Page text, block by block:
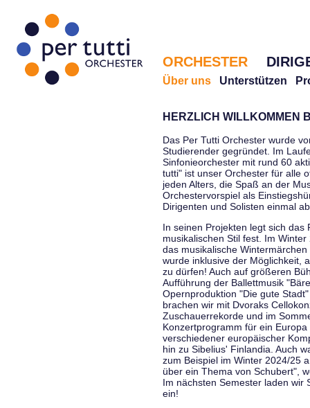
ORCHESTER
Über uns Unterstützen
HERZLICH WILLKOMMEN
Das Per Tutti Orchester wurde
Studierender gegründet. Im
Sinfonieorchester mit rund 60
tutti" ist unser Orchester für alle
jeden Alters, die Spaß an der
Orchestervorspiel als
Dirigenten und Solisten einmal
In seinen Projekten legt sich das
musikalischen Stil fest. Im
das musikalische
wurde inklusive der Möglichkeit,
zu dürfen! Auch auf größeren
Aufführung der Ballettmusik
Opernproduktion "Die gute
brachen wir mit Dvoraks
Zuschauerrekorde und im
Konzertprogramm für ein
verschiedener europäischer
hin zu Sibelius' Finlandia. Auch
zum Beispiel im Winter 2024/25
über ein Thema von Schubert",
Im nächsten Semester laden wir
ein!